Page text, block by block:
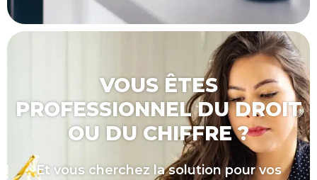
VOUS ÊTES
PROFESSIONNEL DU DROIT
OU DU CHIFFRE ?
Et vous cherchez la solution pour vos